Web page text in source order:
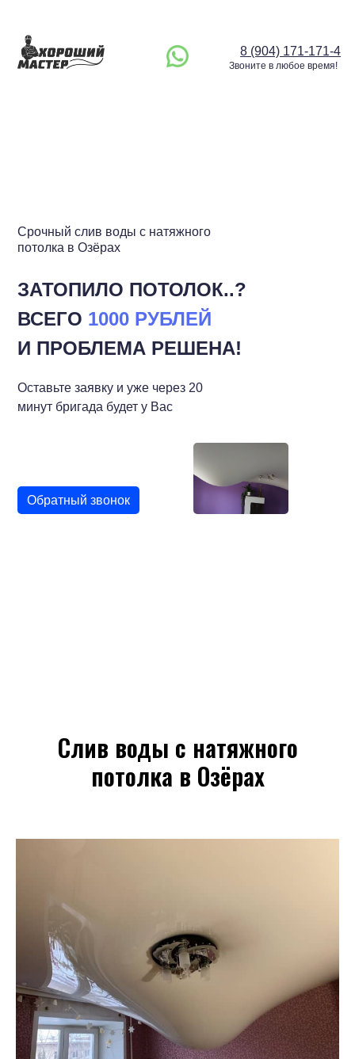
Срочный слив воды с натяжного
потолка в Озёрах
8 (904) 171-171-4
Звоните в любое время!
ЗАТОПИЛО ПОТОЛОК..?
ВСЕГО 1000 РУБЛЕЙ
И ПРОБЛЕМА РЕШЕНА!
Оставьте заявку и уже через 20
минут бригада будет у Вас
Обратный звонок
Слив воды с натяжного
потолка в Озёрах